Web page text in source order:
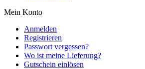
Mein Konto
Anmelden
Registrieren
Passwort vergessen?
Wo ist meine Lieferung?
Gutschein einlösen